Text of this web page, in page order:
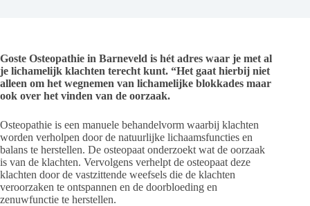
Goste Osteopathie in Barneveld is hét adres waar je met al
je lichamelijk klachten terecht kunt. “Het gaat hierbij niet
alleen om het wegnemen van lichamelijke blokkades maar
ook over het vinden van de oorzaak.
Osteopathie is een manuele behandelvorm waarbij klachten
worden verholpen door de natuurlijke lichaamsfuncties en
balans te herstellen. De osteopaat onderzoekt wat de oorzaak
is van de klachten. Vervolgens verhelpt de osteopaat deze
klachten door de vastzittende weefsels die de klachten
veroorzaken te ontspannen en de doorbloeding en
zenuwfunctie te herstellen.